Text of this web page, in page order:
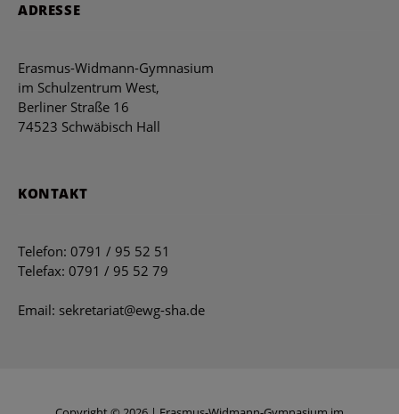
ADRESSE
Erasmus-Widmann-Gymnasium
im Schulzentrum West,
Berliner Straße 16
74523 Schwäbisch Hall
KONTAKT
Telefon: 0791 / 95 52 51
Telefax: 0791 / 95 52 79
Email: sekretariat@ewg-sha.de